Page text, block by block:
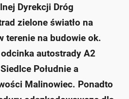
Dyrekcji Dróg
zielone światło na
terenie na budowie ok.
autostrady A2
Południe a
Malinowiec. Ponadto